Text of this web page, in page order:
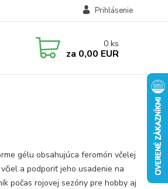
Prihlásenie
0 ks
za 0,00 EUR
gélu obsahujúca feromón včelej
a podporiť jeho usadenie na
počas rojovej sezóny pre hobby aj